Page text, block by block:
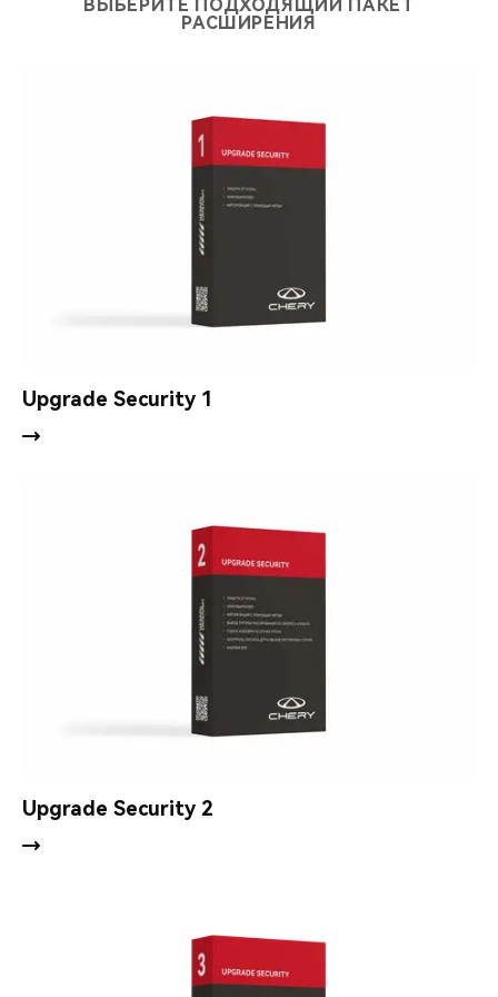
Подключение мониторинговых услуг (дополнительная
ВЫБЕРИТЕ ПОДХОДЯЩИЙ ПАКЕТ
РАСШИРЕНИЯ
Upgrade Security 1
Upgrade Security 2